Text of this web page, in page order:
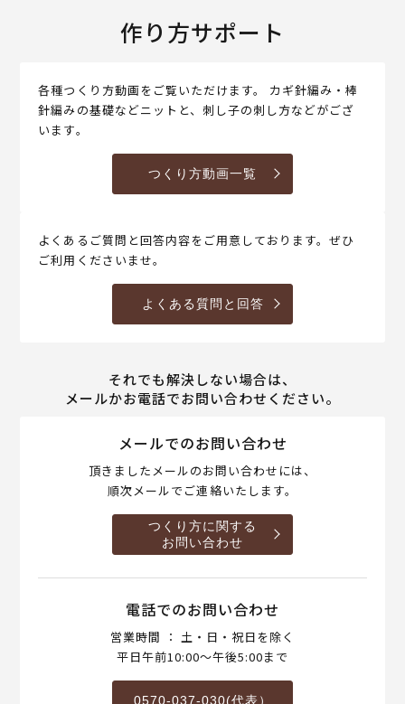
作り方サポート
各種つくり方動画をご覧いただけます。 カギ針編み・棒
針編みの基礎などニットと、刺し子の刺し方などがござ
います。
つくり方動画一覧
よくあるご質問と回答内容をご用意しております。ぜひ
ご利用くださいませ。
よくある質問と回答
それでも解決しない場合は、
メールかお電話でお問い合わせください。
メールでのお問い合わせ
頂きましたメールのお問い合わせには、
順次メールでご連絡いたします。
つくり方に関する
お問い合わせ
電話でのお問い合わせ
営業時間 ： 土・日・祝日を除く
平日午前10:00～午後5:00まで
0570-037-030(代表）